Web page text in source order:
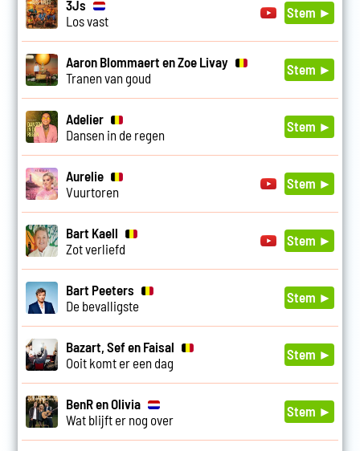
3Js
Los vast
Stem ►
Aaron Blommaert en Zoe Livay
Tranen van goud
Stem ►
Adelier
Dansen in de regen
Stem ►
Aurelie
Vuurtoren
Stem ►
Bart Kaell
Zot verliefd
Stem ►
Bart Peeters
De bevalligste
Stem ►
Bazart, Sef en Faisal
Ooit komt er een dag
Stem ►
BenR en Olivia
Wat blijft er nog over
Stem ►